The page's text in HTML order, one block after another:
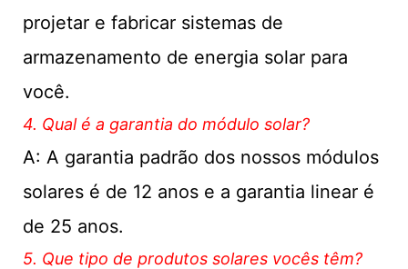
projetar e fabricar sistemas de
armazenamento de energia solar para
você.
4. Qual é a garantia do módulo solar?
A: A garantia padrão dos nossos módulos
solares é de 12 anos e a garantia linear é
de 25 anos.
5. Que tipo de produtos solares vocês têm?